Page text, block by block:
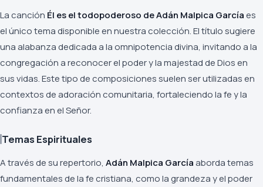
La canción Él es el todopoderoso de Adán Malpica Garcíaes
el único tema disponible en nuestra colección. El título sugiere
una alabanza dedicada a la omnipotencia divina, invitando a la
congregación a reconocer el poder y la majestad de Dios en
sus vidas. Este tipo de composiciones suelen ser utilizadas en
contextos de adoración comunitaria, fortaleciendo la fe y la
confianza en el Señor.
Temas Espirituales
A través de su repertorio, Adán Malpica Garcíaaborda temas
fundamentales de la fe cristiana, como la grandeza y el poder